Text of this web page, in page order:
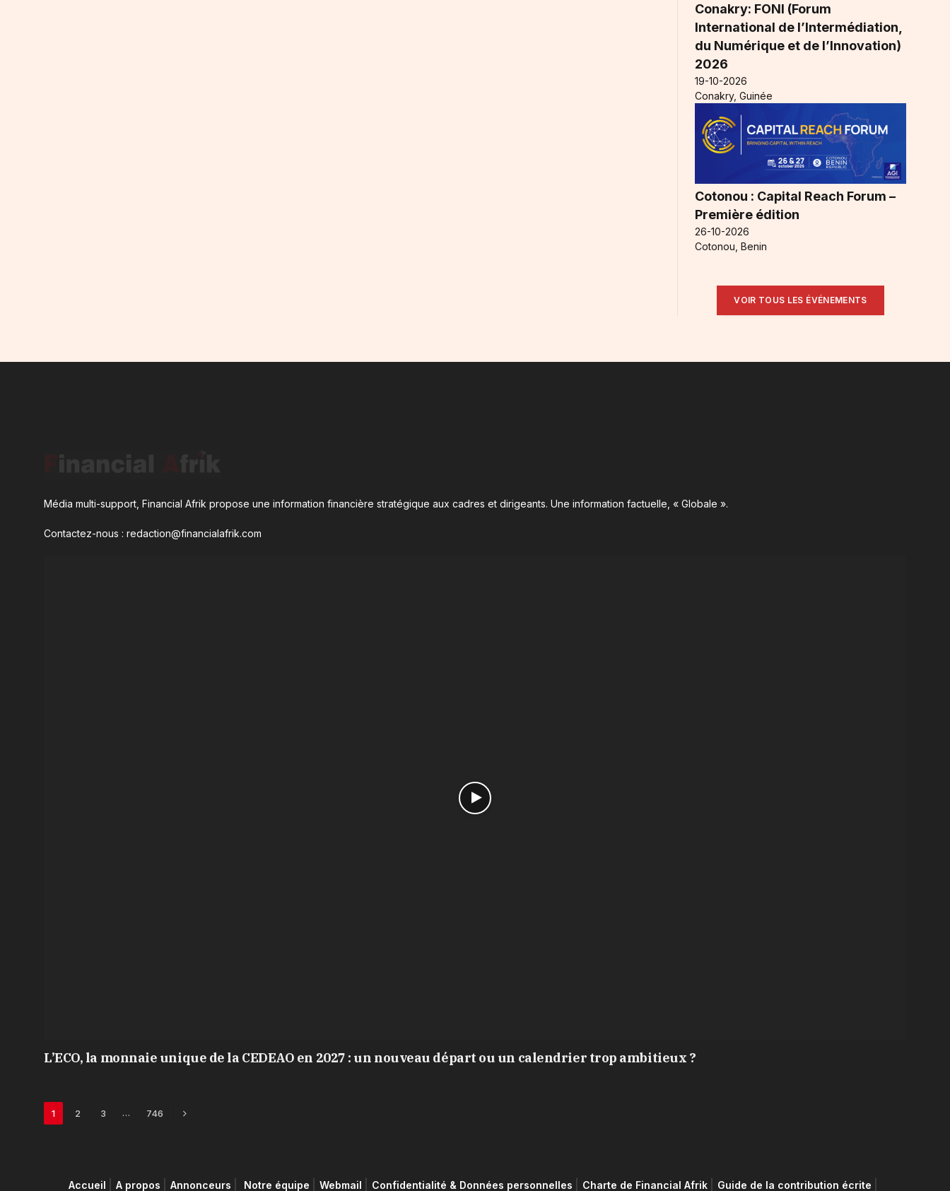
Conakry: FONI (Forum
International de l’Intermédiation,
du Numérique et de l’Innovation)
2026
19-10-2026
Conakry, Guinée
Cotonou : Capital Reach Forum –
Première édition
26-10-2026
Cotonou, Benin
VOIR TOUS LES ÉVÉNEMENTS
Média multi-support, Financial Afrik propose une information financière stratégique aux cadres et dirigeants. Une information factuelle, « Globale ».
Contactez-nous : redaction@financialafrik.com
L’ECO, la monnaie unique de la CEDEAO en 2027 : un nouveau départ ou un calendrier trop ambitieux ?
1 2 3 … 746 Next
Accueil A propos Annonceurs Notre équipe Webmail Confidentialité & Données personnelles Charte de Financial Afrik Guide de la contribution écrite